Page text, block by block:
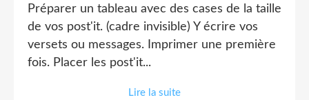
Préparer un tableau avec des cases de la taille
de vos post'it. (cadre invisible) Y écrire vos
versets ou messages. Imprimer une première
fois. Placer les post'it...
Lire la suite